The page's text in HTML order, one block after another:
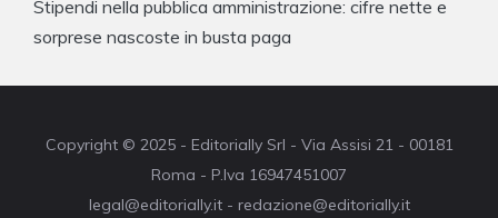
Stipendi nella pubblica amministrazione: cifre nette e
sorprese nascoste in busta paga
Copyright © 2025 - Editorially Srl - Via Assisi 21 - 00181
Roma - P.Iva 16947451007
legal@editorially.it - redazione@editorially.it